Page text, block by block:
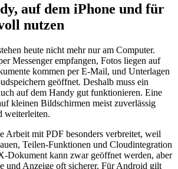
auf dem iPhone und für
nutzen
heute nicht mehr nur am Computer.
Messenger empfangen, Fotos liegen auf
kommen per E-Mail, und Unterlagen
geöffnet. Deshalb muss ein
auf dem Handy gut funktionieren. Eine
kleinen Bildschirmen meist zuverlässig
weiterleiten.
Arbeit mit PDF besonders verbreitet, weil
Teilen-Funktionen und Cloudintegration
Dokument kann zwar geöffnet werden, aber
und Anzeige oft sicherer. Für Android gilt